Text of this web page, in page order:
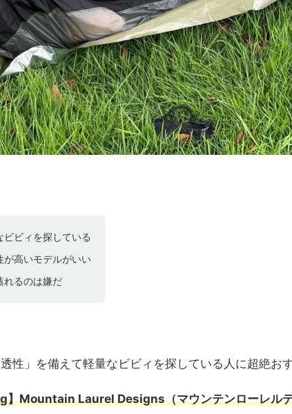
ビビィを探している
が高いモデルがいい
れるのは嫌だ
透性」を備えて軽量なビビィを探している人に超絶お
】Mountain Laurel Designs（マウンテンローレル